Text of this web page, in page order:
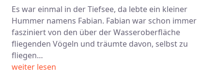
Es war einmal in der Tiefsee, da lebte ein kleiner
Hummer namens Fabian. Fabian war schon immer
fasziniert von den über der Wasseroberfläche
fliegenden Vögeln und träumte davon, selbst zu
fliegen…
weiter lesen